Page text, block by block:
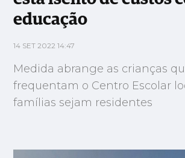
educação
14 SET 2022 14:47
Medida abrange as crianças
frequentam o Centro Escolar
famílias sejam residentes